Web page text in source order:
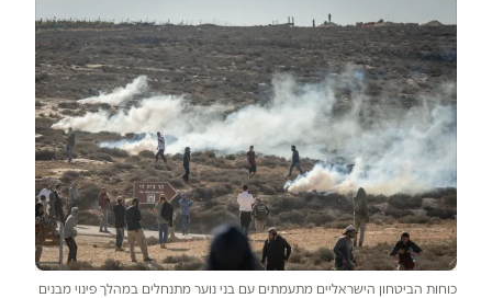
כוחות הביטחון הישראליים מתעמתים עם בני נוער מתנחלים במהלך פינוי מבנים